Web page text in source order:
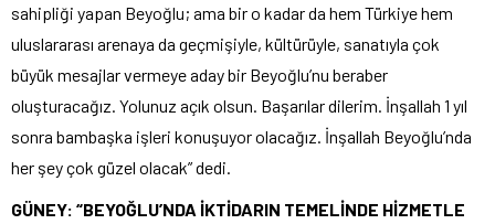
sahipliği yapan Beyoğlu; ama bir o kadar da hem Türkiye hem
uluslararası arenaya da geçmişiyle, kültürüyle, sanatıyla çok
büyük mesajlar vermeye aday bir Beyoğlu’nu beraber
oluşturacağız. Yolunuz açık olsun. Başarılar dilerim. İnşallah 1 yıl
sonra bambaşka işleri konuşuyor olacağız. İnşallah Beyoğlu’nda
her şey çok güzel olacak” dedi.
GÜNEY: “BEYOĞLU’NDA İKTİDARIN TEMELİNDE HİZMETLE